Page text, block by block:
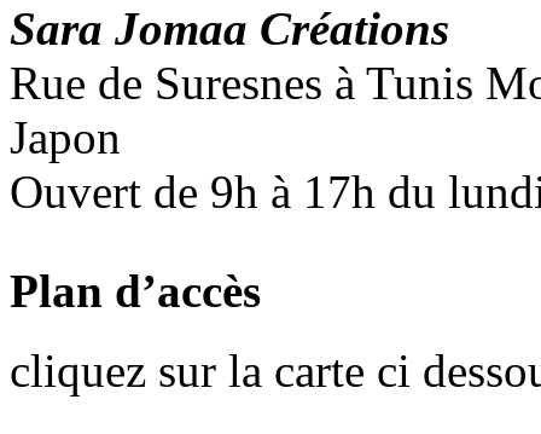
Sara Jomaa Créations
Rue de Suresnes à Tunis
Japon
Ouvert de 9h à 17h du
Plan d’accès
cliquez sur la carte ci